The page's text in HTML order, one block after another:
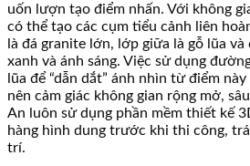
uốn lượn tạo điểm nhấn. Với không
có thể tạo các cụm tiểu cảnh liên
là đá granite lớn, lớp giữa là gỗ lũa
xanh và ánh sáng. Việc sử dụng
lũa để “dẫn dắt” ánh nhìn từ điểm
nên cảm giác không gian rộng mở,
An luôn sử dụng phần mềm thiết kế
hàng hình dung trước khi thi công,
trí.